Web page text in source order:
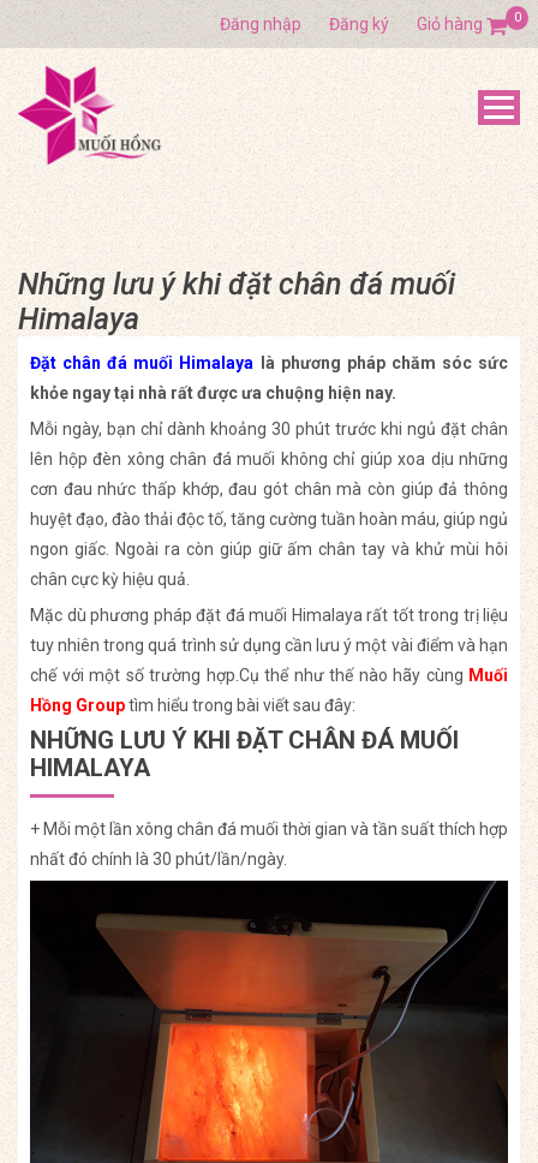
Đăng nhập Đăng ký Giỏ hàng 0
Những lưu ý khi đặt chân đá muối
Himalaya
Đặt chân đá muối Himalaya là phương pháp chăm sóc sức
khỏe ngay tại nhà rất được ưa chuộng hiện nay.
Mỗi ngày, bạn chỉ dành khoảng 30 phút trước khi ngủ đặt chân
lên hộp đèn xông chân đá muối không chỉ giúp xoa dịu những
cơn đau nhức thấp khớp, đau gót chân mà còn giúp đả thông
huyệt đạo, đào thải độc tố, tăng cường tuần hoàn máu, giúp ngủ
ngon giấc. Ngoài ra còn giúp giữ ấm chân tay và khử mùi hôi
chân cực kỳ hiệu quả.
Mặc dù phương pháp đặt đá muối Himalaya rất tốt trong trị liệu
tuy nhiên trong quá trình sử dụng cần lưu ý một vài điểm và hạn
chế với một số trường hợp.Cụ thể như thế nào hãy cùng Muối
Hồng Grouptìm hiểu trong bài viết sau đây:
NHỮNG LƯU Ý KHI ĐẶT CHÂN ĐÁ MUỐI
HIMALAYA
+ Mỗi một lần xông chân đá muối thời gian và tần suất thích hợp
nhất đó chính là 30 phút/lần/ngày.